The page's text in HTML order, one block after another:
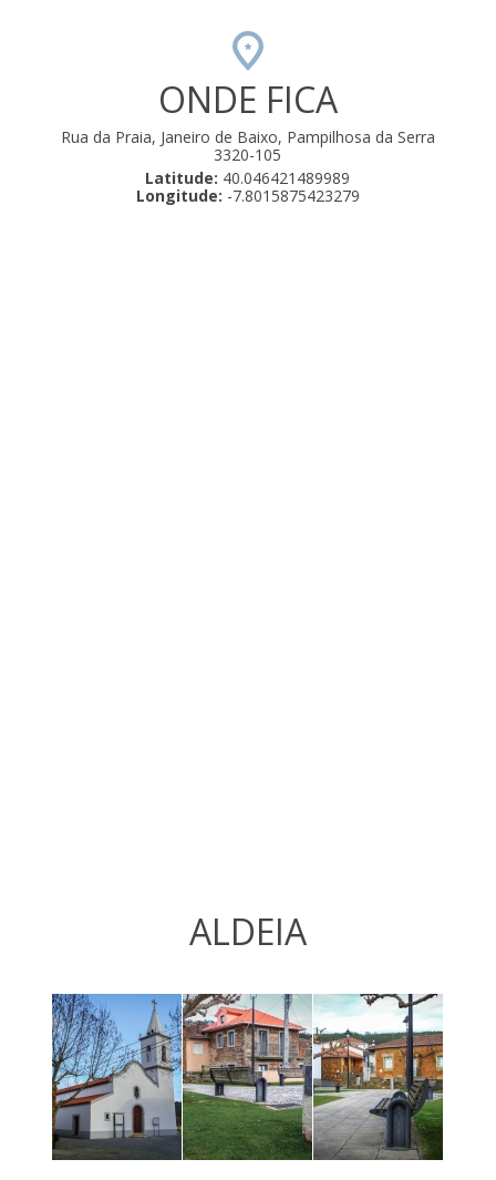
ONDE FICA
Rua da Praia, Janeiro de Baixo, Pampilhosa da Serra
3320-105
Latitude: 40.046421489989
Longitude: -7.8015875423279
ALDEIA